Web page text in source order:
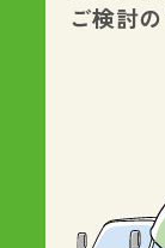
ご検討